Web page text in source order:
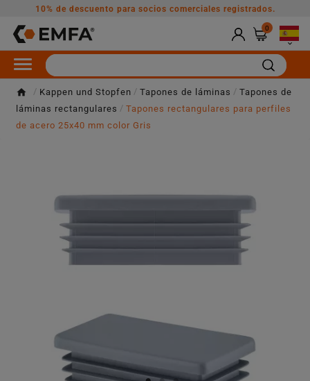
10% de descuento para socios comerciales registrados.
0

Kappen und Stopfen Tapones de láminas
Tapones de
láminas rectangulares
Tapones rectangulares para perfiles
de acero 25x40 mm color Gris